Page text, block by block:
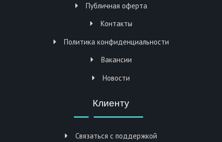
Публичная оферта
Контакты
Политика конфиденциальности
Вакансии
Новости
Клиенту
Связаться с поддержкой